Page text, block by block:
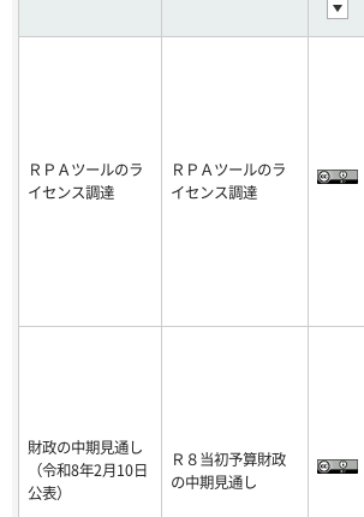
ＲＰＡツールのラ
イセンス調達
ＲＰＡツールのラ
イセンス調達
財政の中期見通し
（令和8年2月10日
公表）
Ｒ８当初予算財政
の中期見通し